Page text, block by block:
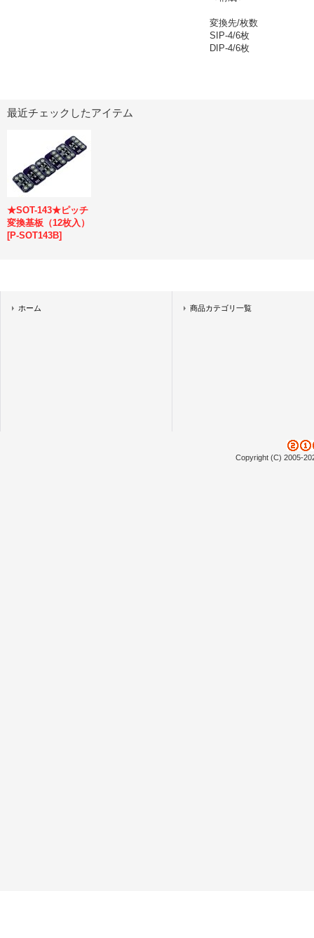
変換先/枚数
SIP-4/6枚
DIP-4/6枚
最近チェックしたアイテム
★SOT-143★ピッチ
変換基板（12枚入）
[P-SOT143B]
ホーム 商品カテゴリ一覧
Copyright (C) 2005-